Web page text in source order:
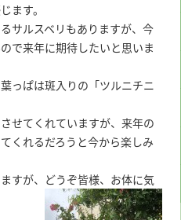
ます。
サルスベリもありますが、今
で来年に期待したいと思いま
っぱは斑入りの「ツルニチニ
せてくれていますが、来年の
くれるだろうと今から楽しみ
すが、どうぞ皆様、お体に気